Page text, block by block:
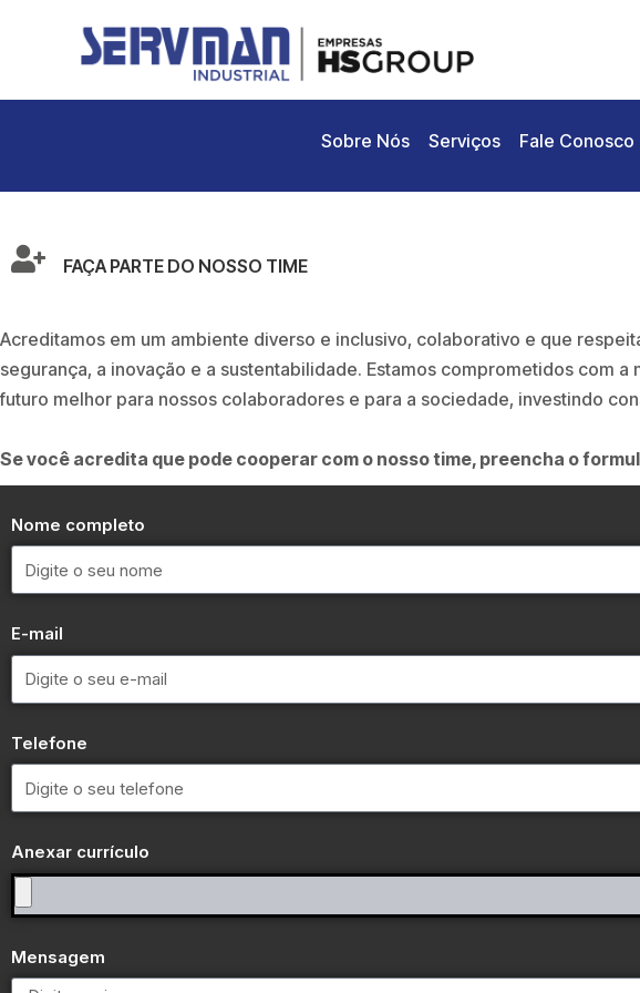
Sobre Nós Serviços Fale Conosco
FAÇA PARTE DO NOSSO TIME
Acreditamos em um ambiente diverso e inclusivo, colaborativo e que
segurança, a inovação e a sustentabilidade. Estamos comprometidos com
futuro melhor para nossos colaboradores e para a sociedade, investindo
Se você acredita que pode cooperar com o nosso time, preencha o
Nome completo
E-mail
Telefone
Anexar currículo
Mensagem